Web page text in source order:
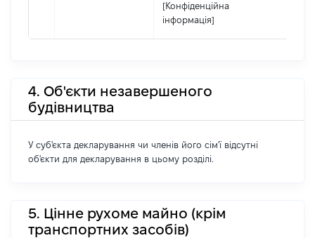
[Конфіденційна
інформація]
4. Об'єкти незавершеного
будівництва
У суб'єкта декларування чи членів його сім'ї відсутні
об'єкти для декларування в цьому розділі.
5. Цінне рухоме майно (крім
транспортних засобів)